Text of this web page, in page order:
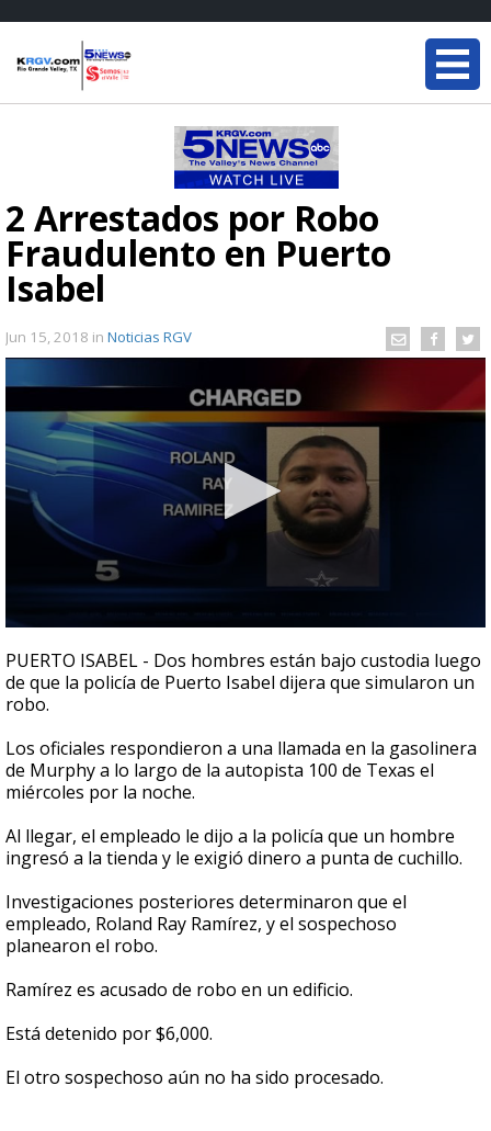
2 Arrestados por Robo
Fraudulento en Puerto
Isabel
Jun 15, 2018 in Noticias RGV
seconds
of
26
seconds
PUERTO ISABEL - Dos hombres están bajo custodia luego
de que la policía de Puerto Isabel dijera que simularon un
robo.
Los oficiales respondieron a una llamada en la gasolinera
de Murphy a lo largo de la autopista 100 de Texas el
miércoles por la noche.
Al llegar, el empleado le dijo a la policía que un hombre
ingresó a la tienda y le exigió dinero a punta de cuchillo.
Investigaciones posteriores determinaron que el
empleado, Roland Ray Ramírez, y el sospechoso
planearon el robo.
Ramírez es acusado de robo en un edificio.
Está detenido por $6,000.
El otro sospechoso aún no ha sido procesado.